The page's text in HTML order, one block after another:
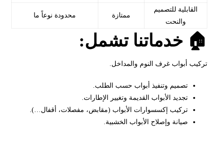
القابلية للتصميم
والنحت
ممتازة محدودة نوعاً ما
🏠 خدماتنا تشمل:
تركيب أبواب غرف النوم والمداخل.
تصميم وتنفيذ أبواب حسب الطلب.
تجديد الأبواب القديمة وتغيير الإطارات.
تركيب إكسسوارات الأبواب (مقابض، مفصلات، أقفال…).
صيانة وإصلاح الأبواب الخشبية.